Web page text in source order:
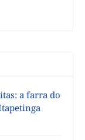
a farra do